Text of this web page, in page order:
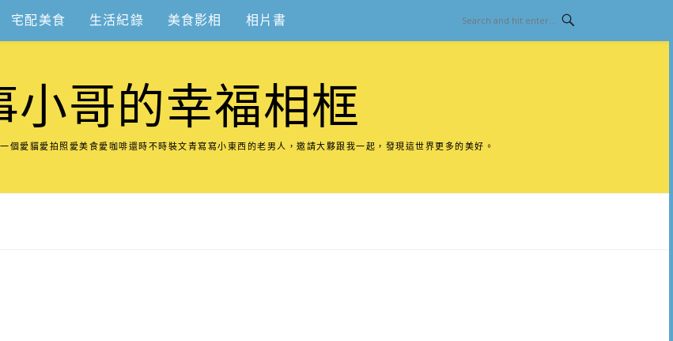
宅配美食 生活紀錄 美食影相 相片書
小哥的幸福相框
愛貓愛拍照愛美食愛咖啡還時不時裝文青寫寫小東西的老男人，邀請大夥跟我一起，發現這世界更多的美好。